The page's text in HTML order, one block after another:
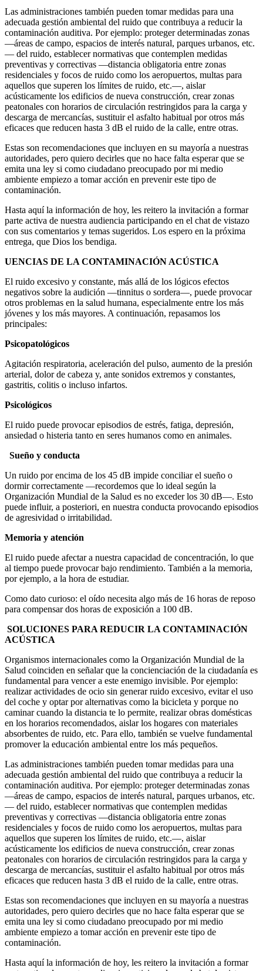
Las administraciones también pueden tomar medidas para una
adecuada gestión ambiental del ruido que contribuya a reducir la
contaminación auditiva. Por ejemplo: proteger determinadas zonas
—áreas de campo, espacios de interés natural, parques urbanos, etc.
— del ruido, establecer normativas que contemplen medidas
preventivas y correctivas —distancia obligatoria entre zonas
residenciales y focos de ruido como los aeropuertos, multas para
aquellos que superen los límites de ruido, etc.—, aislar
acústicamente los edificios de nueva construcción, crear zonas
peatonales con horarios de circulación restringidos para la carga y
descarga de mercancías, sustituir el asfalto habitual por otros más
eficaces que reducen hasta 3 dB el ruido de la calle, entre otras.
Estas son recomendaciones que incluyen en su mayoría a nuestras
autoridades, pero quiero decirles que no hace falta esperar que se
emita una ley si como ciudadano preocupado por mi medio
ambiente empiezo a tomar acción en prevenir este tipo de
contaminación.
Hasta aquí la información de hoy, les reitero la invitación a formar
parte activa de nuestra audiencia participando en el chat de vistazo
con sus comentarios y temas sugeridos. Los espero en la próxima
entrega, que Dios los bendiga.
UENCIAS DE LA CONTAMINACIÓN ACÚSTICA
El ruido excesivo y constante, más allá de los lógicos efectos
negativos sobre la audición —tinnitus o sordera—, puede provocar
otros problemas en la salud humana, especialmente entre los más
jóvenes y los más mayores. A continuación, repasamos los
principales:
Psicopatológicos
Agitación respiratoria, aceleración del pulso, aumento de la presión
arterial, dolor de cabeza y, ante sonidos extremos y constantes,
gastritis, colitis o incluso infartos.
Psicológicos
El ruido puede provocar episodios de estrés, fatiga, depresión,
ansiedad o histeria tanto en seres humanos como en animales.
Sueño y conducta
Un ruido por encima de los 45 dB impide conciliar el sueño o
dormir correctamente —recordemos que lo ideal según la
Organización Mundial de la Salud es no exceder los 30 dB—. Esto
puede influir, a posteriori, en nuestra conducta provocando episodios
de agresividad o irritabilidad.
Memoria y atención
El ruido puede afectar a nuestra capacidad de concentración, lo que
al tiempo puede provocar bajo rendimiento. También a la memoria,
por ejemplo, a la hora de estudiar.
Como dato curioso: el oído necesita algo más de 16 horas de reposo
para compensar dos horas de exposición a 100 dB.
SOLUCIONES PARA REDUCIR LA CONTAMINACIÓN
ACÚSTICA
Organismos internacionales como la Organización Mundial de la
Salud coinciden en señalar que la concienciación de la ciudadanía es
fundamental para vencer a este enemigo invisible. Por ejemplo:
realizar actividades de ocio sin generar ruido excesivo, evitar el uso
del coche y optar por alternativas como la bicicleta y porque no
caminar cuando la distancia te lo permite, realizar obras domésticas
en los horarios recomendados, aislar los hogares con materiales
absorbentes de ruido, etc. Para ello, también se vuelve fundamental
promover la educación ambiental entre los más pequeños.
Las administraciones también pueden tomar medidas para una
adecuada gestión ambiental del ruido que contribuya a reducir la
contaminación auditiva. Por ejemplo: proteger determinadas zonas
—áreas de campo, espacios de interés natural, parques urbanos, etc.
— del ruido, establecer normativas que contemplen medidas
preventivas y correctivas —distancia obligatoria entre zonas
residenciales y focos de ruido como los aeropuertos, multas para
aquellos que superen los límites de ruido, etc.—, aislar
acústicamente los edificios de nueva construcción, crear zonas
peatonales con horarios de circulación restringidos para la carga y
descarga de mercancías, sustituir el asfalto habitual por otros más
eficaces que reducen hasta 3 dB el ruido de la calle, entre otras.
Estas son recomendaciones que incluyen en su mayoría a nuestras
autoridades, pero quiero decirles que no hace falta esperar que se
emita una ley si como ciudadano preocupado por mi medio
ambiente empiezo a tomar acción en prevenir este tipo de
contaminación.
Hasta aquí la información de hoy, les reitero la invitación a formar